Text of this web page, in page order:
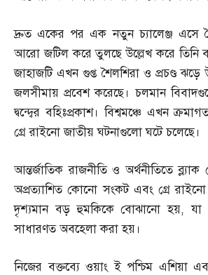
দ্রুত একের পর এক নতুন চ্যালেঞ্জ এসে
আরো জটিল করে তুলছে উল্লেখ করে তিনি
জাহাজটি এখন গুপ্ত শৈলশিরা ও প্রচণ্ড
জলসীমায় প্রবেশ করেছে। চলমান
দ্বন্দ্বের বহিঃপ্রকাশ। বিশ্বমঞ্চে এখন
গ্রে রাইনো জাতীয় ঘটনাগুলো ঘটে চলেছে।
আন্তর্জাতিক রাজনীতি ও অর্থনীতিতে
অপ্রত্যাশিত কোনো সংকট এবং গ্রে
দৃশ্যমান বড় হুমকিকে বোঝানো হয়,যা
সাধারণত অবহেলা করা হয়।
নিজের বক্তব্যে ওয়াং ই পশ্চিম এশিয়া